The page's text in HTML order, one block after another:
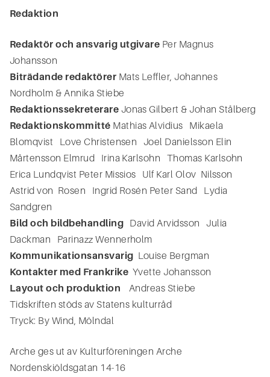
Redaktion
Redaktör och ansvarig utgivare Per Magnus
Johansson
Biträdande redaktörer Mats Leffler, Johannes
Nordholm & Annika Stiebe
Redaktionssekreterare Jonas Gilbert & Johan Stålberg
Redaktionskommitté Mathias Alvidius Mikaela
Blomqvist Love Christensen Joel Danielsson Elin
Mårtensson Elmrud Irina Karlsohn Thomas Karlsohn
Erica Lundqvist Peter Missios Ulf Karl Olov Nilsson
Astrid von Rosen Ingrid Rosén Peter Sand Lydia
Sandgren
Bild och bildbehandling David Arvidsson Julia
Dackman Parinazz Wennerholm
Kommunikationsansvarig Louise Bergman
Kontakter med Frankrike Yvette Johansson
Layout och produktion
Andreas Stiebe
Tidskriften stöds av Statens kulturråd
Tryck: By Wind, Mölndal
Arche ges ut av Kulturföreningen Arche
Nordenskiöldsgatan 14-16